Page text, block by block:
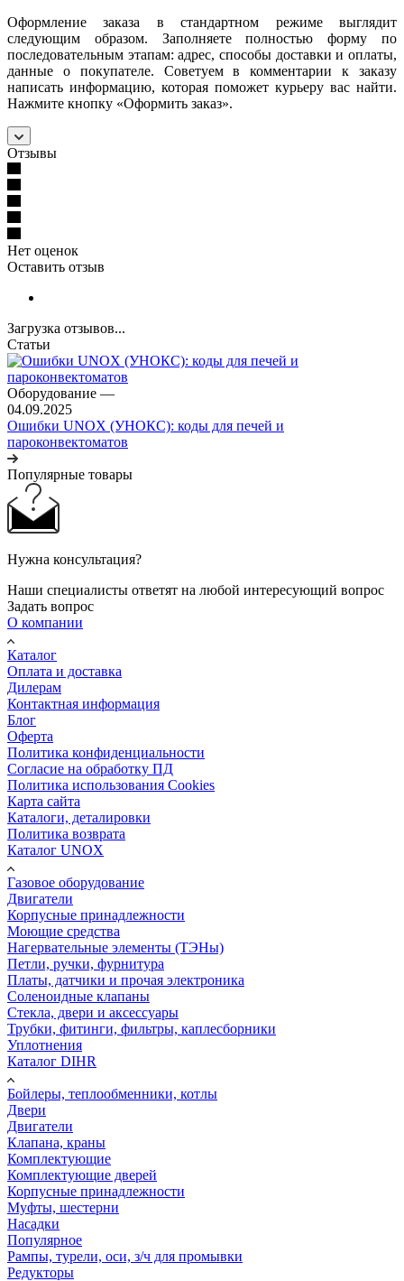
Оформление заказа в стандартном режиме выглядит
следующим образом. Заполняете полностью форму по
последовательным этапам: адрес, способы доставки и оплаты,
данные о покупателе. Советуем в комментарии к заказу
написать информацию, которая поможет курьеру вас найти.
Нажмите кнопку «Оформить заказ».
Отзывы
Нет оценок
Оставить отзыв
Загрузка отзывов...
Статьи
Оборудование —
04.09.2025
Ошибки UNOX (УНОКС): коды для печей и
пароконвектоматов
Популярные товары
Нужна консультация?
Наши специалисты ответят на любой интересующий вопрос
Задать вопрос
О компании
Каталог
Оплата и доставка
Дилерам
Контактная информация
Блог
Оферта
Политика конфиденциальности
Согласие на обработку ПД
Политика использования Cookies
Карта сайта
Каталоги, деталировки
Политика возврата
Каталог UNOX
Газовое оборудование
Двигатели
Корпусные принадлежности
Моющие средства
Нагервательные элементы (ТЭНы)
Петли, ручки, фурнитура
Платы, датчики и прочая электроника
Соленоидные клапаны
Стекла, двери и аксессуары
Трубки, фитинги, фильтры, каплесборники
Уплотнения
Каталог DIHR
Бойлеры, теплообменники, котлы
Двери
Двигатели
Клапана, краны
Комплектующие
Комплектующие дверей
Корпусные принадлежности
Муфты, шестерни
Насадки
Популярное
Рампы, турели, оси, з/ч для промывки
Редукторы